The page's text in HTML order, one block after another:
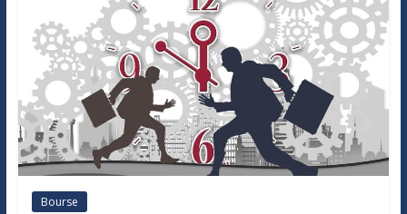
Bourse